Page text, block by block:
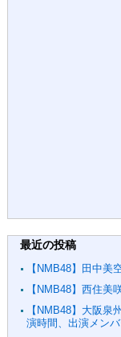
最近の投稿
【NMB48】田中
【NMB48】西住美
【NMB48】大阪
演時間、出演メン